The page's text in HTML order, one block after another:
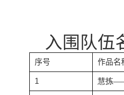
入围队伍
序号 作品名
1 慧拣